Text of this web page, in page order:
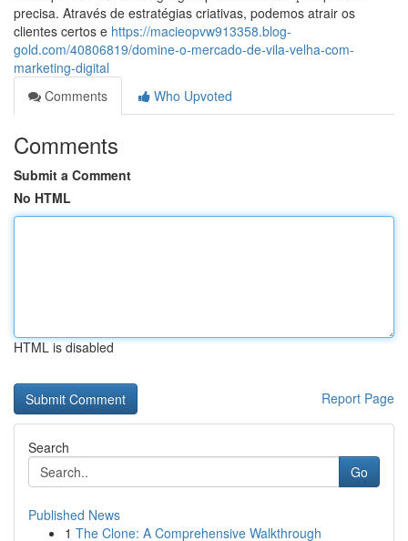
precisa. Através de estratégias criativas, podemos atrair os
clientes certos e https://macieopvw913358.blog-
gold.com/40806819/domine-o-mercado-de-vila-velha-com-
marketing-digital
Comments
Who Upvoted
Comments
Submit a Comment
No HTML
HTML is disabled
Report Page
Search
Go
Published News
1 The Clone: A Comprehensive Walkthrough